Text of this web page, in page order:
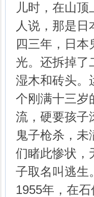
儿时，在山
人说，那是
四三年，日
光。还拆掉了
湿木和砖头。
个刚满十三岁
流，硬要孩子
鬼子枪杀，
们睹此惨状，
子取名叫逃生。
1955年，在